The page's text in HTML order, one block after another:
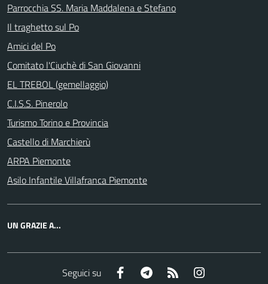
Parrocchia SS. Maria Maddalena e Stefano
Il traghetto sul Po
Amici del Po
Comitato l'Ciuchè di San Giovanni
EL TREBOL (gemellaggio)
C.I.S.S. Pinerolo
Turismo Torino e Provincia
Castello di Marchierù
ARPA Piemonte
Asilo Infantile Villafranca Piemonte
UN GRAZIE A...
Seguici su Facebook Telegram RSS